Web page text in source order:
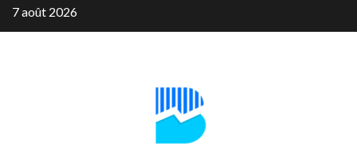
Aller
au
7 août 2026